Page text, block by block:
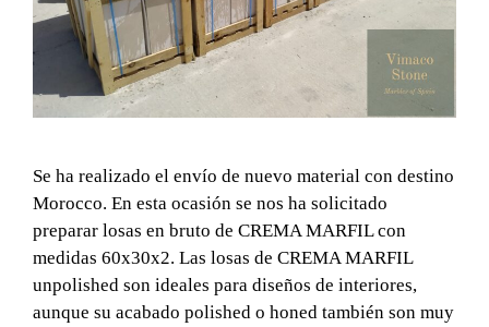
Se ha realizado el envío de nuevo material con destino
Morocco. En esta ocasión se nos ha solicitado
preparar losas en bruto de CREMA MARFIL con
medidas 60x30x2. Las losas de CREMA MARFIL
unpolished son ideales para diseños de interiores,
aunque su acabado polished o honed también son muy